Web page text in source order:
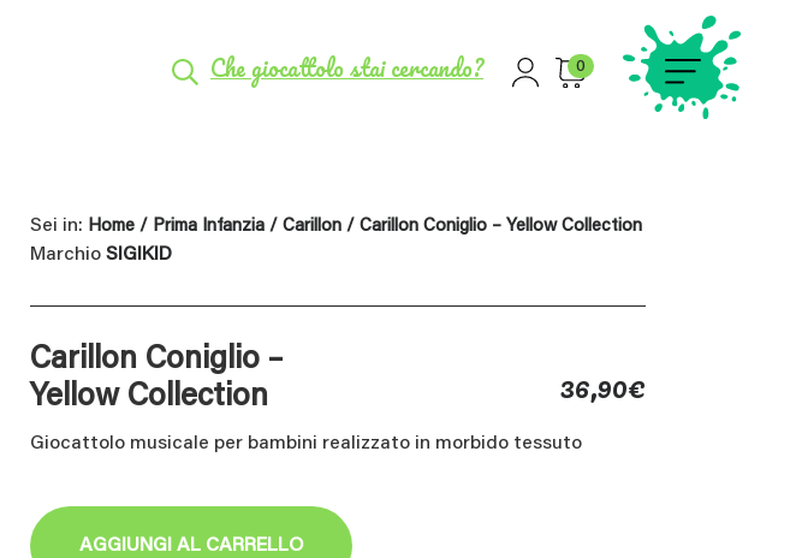
Che giocattolo stai cercando? 0
Sei in: Home / Prima Infanzia / Carillon / Carillon Coniglio – Yellow Collection
Marchio SIGIKID
Carillon Coniglio –
Yellow Collection
36,90€
Giocattolo musicale per bambini realizzato in morbido tessuto
AGGIUNGI AL CARRELLO